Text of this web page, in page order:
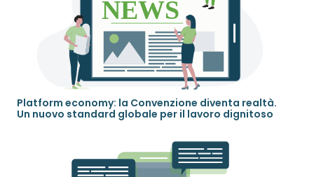
Platform economy: la Convenzione diventa realtà.
Un nuovo standard globale per il lavoro dignitoso